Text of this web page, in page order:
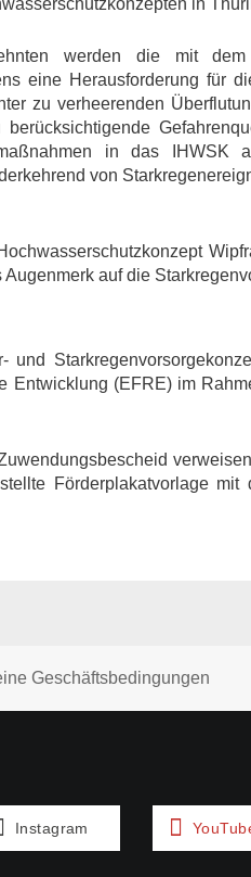
werden die mit dem
eine Herausforderung für
zu verheerenden
in das IHWSK
von
auf die
Entwicklung (EFRE) im
Förderplakatvorlage mit
Geschäftsbedingungen
Instagram